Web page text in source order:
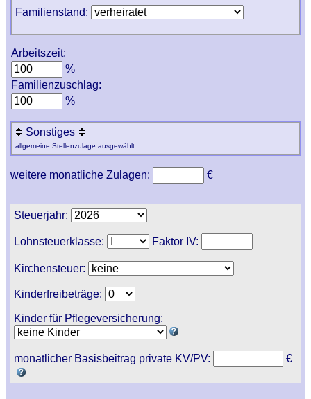
Familienstand:
Arbeitszeit:
%
Familienzuschlag:
%
Sonstiges
allgemeine Stellenzulage ausgewählt
weitere monatliche Zulagen: €
Steuerjahr:
Lohnsteuerklasse: Faktor IV:
Kirchensteuer:
Kinderfreibeträge:
Kinder für Pflegeversicherung:
monatlicher Basisbeitrag private KV/PV: €